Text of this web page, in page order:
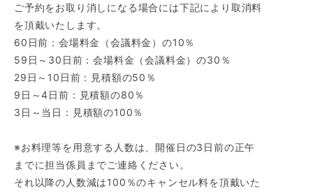
ご予約をお取り消しになる場合には下記により取消料
を頂戴いたします。
60日前：会場料金（会議料金）の10％
59日～30日前：会場料金（会議料金）の30％
29日～10日前：見積額の50％
9日～4日前：見積額の80％
3日～当日：見積額の100％
※お料理等を用意する人数は、開催日の3日前の正午
までに担当係員までご連絡ください。
それ以降の人数減は100％のキャンセル料を頂戴いた